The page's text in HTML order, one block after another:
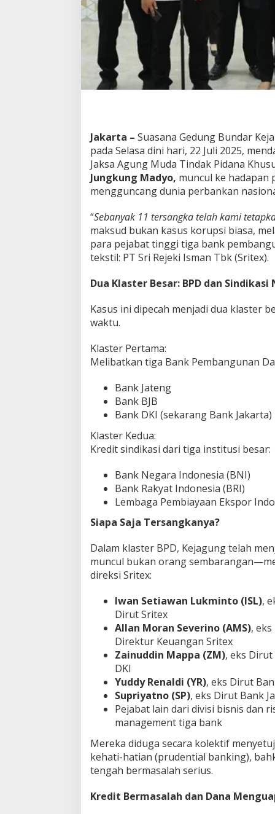
K
r
e
d
i
t
e
x
T
e
r
o
n
g
k
a
Jakarta – Suasana Gedung Bundar
pada Selasa dini hari, 22 Juli 2025,
Jaksa Agung Muda Tindak Pidana
Jungkung Madyo, muncul ke hadapan
mengguncang dunia perbankan
“Sebanyak 11 tersangka telah kami
maksud bukan kasus korupsi biasa,
para pejabat tinggi tiga bank
tekstil: PT Sri Rejeki Isman Tbk (Sritex).
Dua Klaster Besar: BPD dan Sindikasi
Kasus ini dipecah menjadi dua klaster
waktu.
Klaster Pertama:
Melibatkan tiga Bank Pembangunan
Bank Jateng
Bank BJB
Bank DKI (sekarang Bank Jakarta)
Klaster Kedua:
Kredit sindikasi dari tiga institusi besar:
Bank Negara Indonesia (BNI)
Bank Rakyat Indonesia (BRI)
Lembaga Pembiayaan Ekspor
Siapa Saja Tersangkanya?
Dalam klaster BPD, Kejagung telah
muncul bukan orang
direksi Sritex:
Iwan Setiawan Lukminto (ISL),
Dirut Sritex
Allan Moran Severino (AMS), eks
Direktur Keuangan Sritex
Zainuddin Mappa (ZM), eks
DKI
Yuddy Renaldi (YR), eks Dirut
Supriyatno (SP), eks Dirut Bank
Pejabat lain dari divisi bisnis dan
management tiga bank
Mereka diduga secara kolektif
kehati-hatian (prudential banking),
tengah bermasalah serius.
Kredit Bermasalah dan Dana